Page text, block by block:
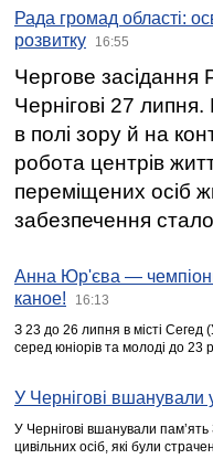
Рада громад області:
розвитку
16:55
Чергове засідання
Чернігові 27
в полі зору й на
робота центрів
переміщених осіб
забезпечення
Анна Юр'єва —
каное!
16:13
З 23 до 26 липня в місті Сегед
серед юніорів та молоді до 23
У Чернігові вшанували
У Чернігові вшанували
цивільних осіб, які були